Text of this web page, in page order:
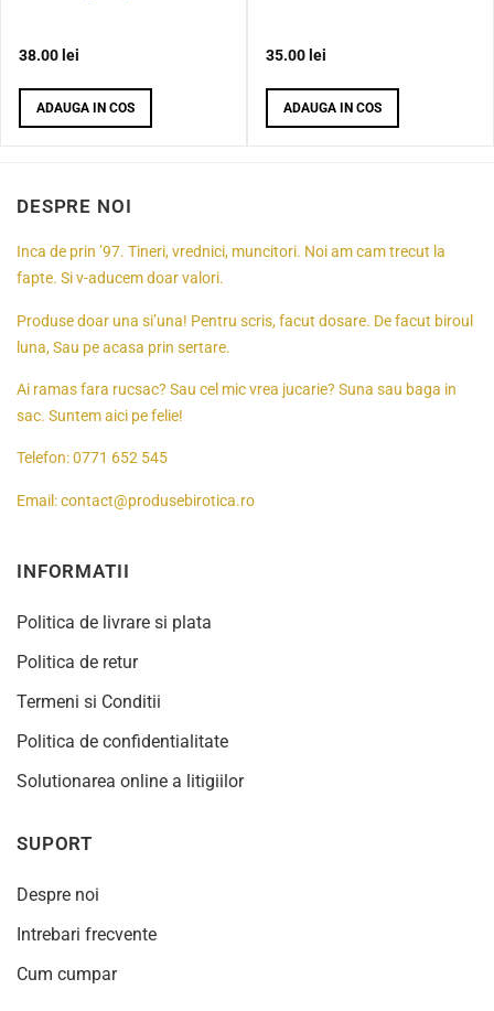
38.00 lei
ADAUGA IN COS
35.00 lei
ADAUGA IN COS
DESPRE NOI
Inca de prin ’97. Tineri, vrednici, muncitori. Noi am cam trecut la
fapte. Si v-aducem doar valori.
Produse doar una si’una! Pentru scris, facut dosare. De facut biroul
luna, Sau pe acasa prin sertare.
Ai ramas fara rucsac? Sau cel mic vrea jucarie? Suna sau baga in
sac. Suntem aici pe felie!
Telefon:0771 652 545
Email:contact@produsebirotica.ro
INFORMATII
Politica de livrare si plata
Politica de retur
Termeni si Conditii
Politica de confidentialitate
Solutionarea online a litigiilor
SUPORT
Despre noi
Intrebari frecvente
Cum cumpar